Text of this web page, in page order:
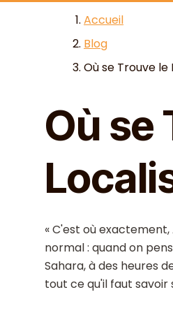
Skip to content
Accueil
Blog
Où se Trouve
Où se
« C'est où
normal : quand on
Sahara, à des heures
tout ce qu'il faut savoir